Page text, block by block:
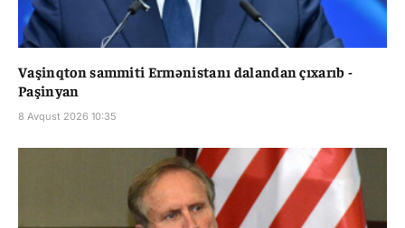
Vaşinqton sammiti Ermənistanı dalandan çıxarıb -
Paşinyan
8 Avqust 2026 10:35